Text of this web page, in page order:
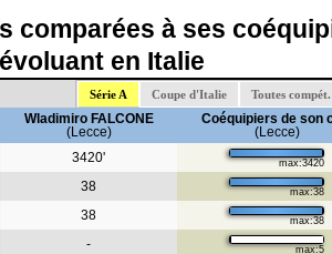
comparées à ses
en Italie
Série A Coupe d'Italie Toutes compét.
Wladimiro FALCONE
(Lecce)
Coéquipiers de son
(Lecce)
3420' max:3420
38 max:38
38 max:38
- max:5